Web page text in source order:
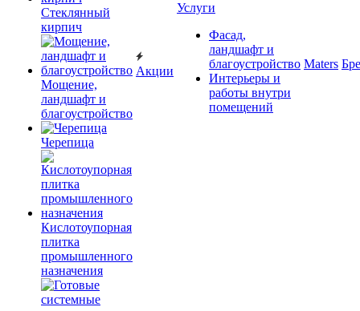
Cтеклянный
кирпич
Мощение,
ландшафт и
благоустройство
Черепица
Кислотоупорная
плитка
промышленного
назначения
Акции
Услуги
Фасад,
ландшафт и
благоустройство
Интерьеры и
работы внутри
помещений
Maters